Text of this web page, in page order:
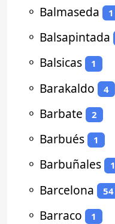
⚬ Balmaseda 1
⚬ Balsapintada
⚬ Balsicas 1
⚬ Barakaldo 4
⚬ Barbate 2
⚬ Barbués 1
⚬ Barbuñales 1
⚬ Barcelona 54
⚬ Barraco 1